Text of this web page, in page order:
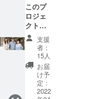
ツ定期宅
配”果物の達
人”を運営し
ています。
また、一般
このプ
ロジェ
クトを
応援し
てくだ
さる方
へ。 お
礼の
メッ
セージ
支援
者：
15人
お届
け予
定：
2022